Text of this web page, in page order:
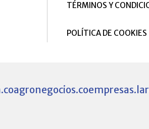
TÉRMINOS Y
POLÍTICA DE COOKIES
agronegocios.co